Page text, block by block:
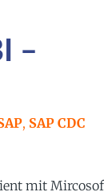
–
, SAP CDC
mit